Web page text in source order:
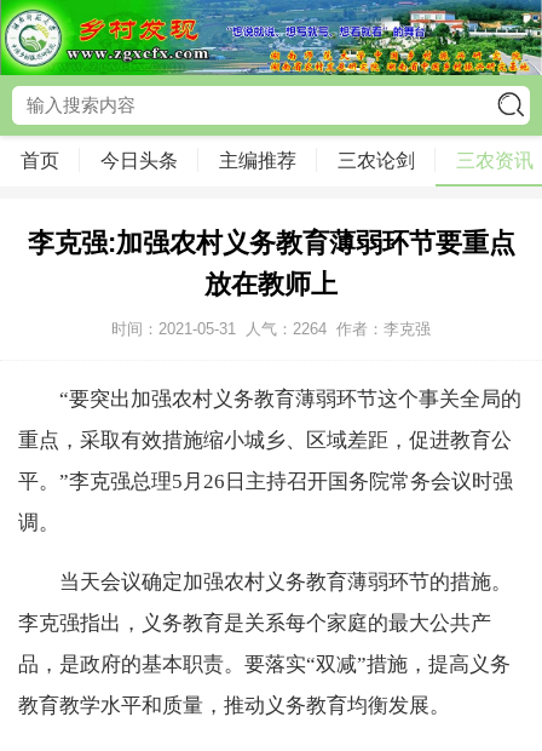
首页 今日头条 主编推荐 三农论剑 三农资讯
李克强:加强农村义务教育薄弱环节要重点
放在教师上
时间：2021-05-31 人气： 2264 作者：李克强
“要突出加强农村义务教育薄弱环节这个事关全局的
重点，采取有效措施缩小城乡、区域差距，促进教育公
平。”李克强总理5月26日主持召开国务院常务会议时强
调。
当天会议确定加强农村义务教育薄弱环节的措施。
李克强指出，义务教育是关系每个家庭的最大公共产
品，是政府的基本职责。要落实“双减”措施，提高义务
教育教学水平和质量，推动义务教育均衡发展。